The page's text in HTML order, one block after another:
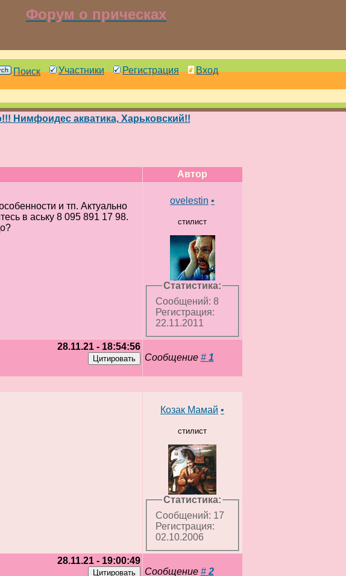
Форум о прическах
Поиск Участники Регистрация
Вход
Нимфоидес акватика, Харьковский!!
Автор
и тп. Актуально
в аську 8 095 891 17 98.
ovelestin •
стилист
Статистика:
Сообщений: 8
Регистрация:
22.11.2011
28.11.21 - 18:54:56
Сообщение # 1
Козак Мамай •
стилист
Статистика:
Сообщений: 17
Регистрация:
02.10.2006
28.11.21 - 19:00:49
Сообщение # 2